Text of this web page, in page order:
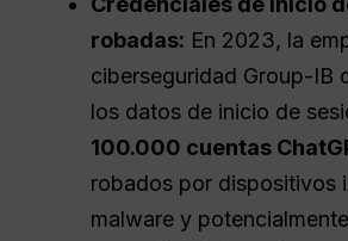
robadas: En 2023, la
ciberseguridad Group-IB
los datos de inicio de
100.000 cuentas
robados por dispositivos
malware y